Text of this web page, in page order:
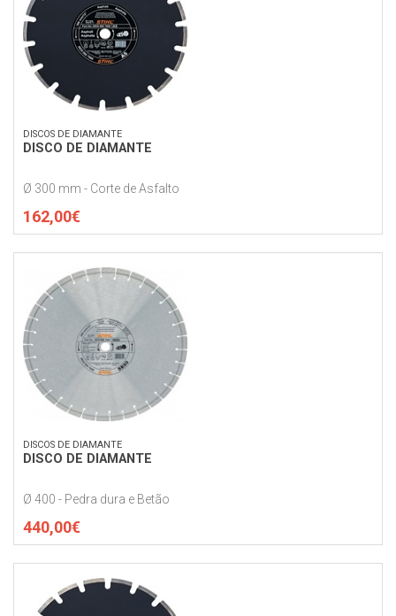
DISCOS DE DIAMANTE
DISCO DE DIAMANTE
Ø 300 mm - Corte de Asfalto
162,00€
DISCOS DE DIAMANTE
DISCO DE DIAMANTE
Ø 400 - Pedra dura e Betão
440,00€